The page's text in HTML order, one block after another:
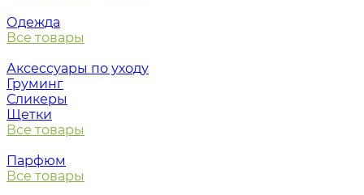
Одежда
Все товары
Аксессуары по уходу
Груминг
Сликеры
Щетки
Все товары
Парфюм
Все товары